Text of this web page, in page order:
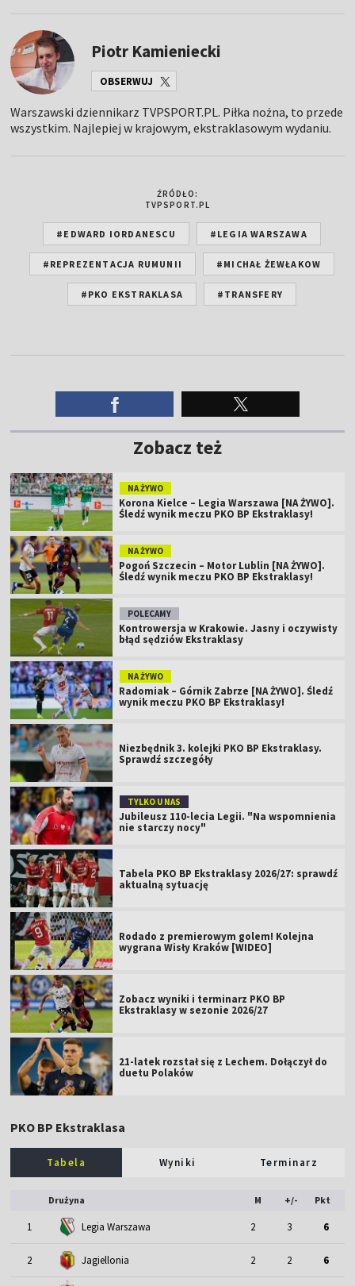
Piotr Kamieniecki
OBSERWUJ
Warszawski dziennikarz TVPSPORT.PL. Piłka nożna, to przede
wszystkim. Najlepiej w krajowym, ekstraklasowym wydaniu.
ŹRÓDŁO:
TVPSPORT.PL
#EDWARD IORDANESCU #LEGIA WARSZAWA
#REPREZENTACJA RUMUNII #MICHAŁ ŻEWŁAKOW
#PKO EKSTRAKLASA #TRANSFERY
Zobacz też
NA ŻYWO
Korona Kielce – Legia Warszawa [NA ŻYWO].
Śledź wynik meczu PKO BP Ekstraklasy!
NA ŻYWO
Pogoń Szczecin – Motor Lublin [NA ŻYWO].
Śledź wynik meczu PKO BP Ekstraklasy!
POLECAMY
Kontrowersja w Krakowie. Jasny i oczywisty
błąd sędziów Ekstraklasy
NA ŻYWO
Radomiak – Górnik Zabrze [NA ŻYWO]. Śledź
wynik meczu PKO BP Ekstraklasy!
Niezbędnik 3. kolejki PKO BP Ekstraklasy.
Sprawdź szczegóły
TYLKO U NAS
Jubileusz 110-lecia Legii. "Na wspomnienia
nie starczy nocy"
Tabela PKO BP Ekstraklasy 2026/27: sprawdź
aktualną sytuację
Rodado z premierowym golem! Kolejna
wygrana Wisły Kraków [WIDEO]
Zobacz wyniki i terminarz PKO BP
Ekstraklasy w sezonie 2026/27
21-latek rozstał się z Lechem. Dołączył do
duetu Polaków
PKO BP Ekstraklasa
Tabela Wyniki Terminarz
Drużyna M +/- Pkt
1 Legia Warszawa 2 3 6
2 Jagiellonia 2 2 6